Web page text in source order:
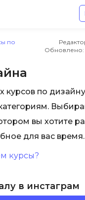
по
Обновлено:
курсов по
вы хотите
для вас время.
курсы?
в инстаграм